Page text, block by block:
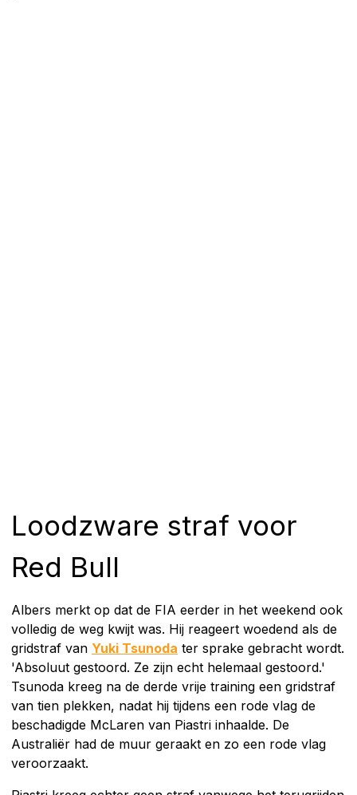
Loodzware straf voor
Red Bull
Albers merkt op dat de FIA eerder in het weekend ook
volledig de weg kwijt was. Hij reageert woedend als de
gridstraf van Yuki Tsunoda ter sprake gebracht wordt.
'Absoluut gestoord. Ze zijn echt helemaal gestoord.'
Tsunoda kreeg na de derde vrije training een gridstraf
van tien plekken, nadat hij tijdens een rode vlag de
beschadigde McLaren van Piastri inhaalde. De
Australiër had de muur geraakt en zo een rode vlag
veroorzaakt.